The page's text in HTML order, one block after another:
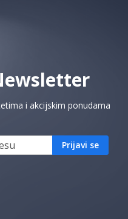
i akcijskim ponudama
Prijavi se